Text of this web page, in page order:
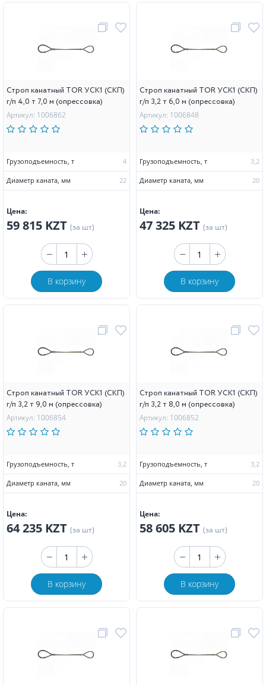
Строп канатный TOR УСК1 (СКП)
г/п 4,0 т 7,0 м (опрессовка)
Артикул: 1006862
Грузоподъемность, т 4
Диаметр каната, мм 22
Цена:
59 815 KZT (за шт)
В корзину
Строп канатный TOR УСК1 (СКП)
г/п 3,2 т 6,0 м (опрессовка)
Артикул: 1006848
Грузоподъемность, т 3,2
Диаметр каната, мм 20
Цена:
47 325 KZT (за шт)
В корзину
Строп канатный TOR УСК1 (СКП)
г/п 3,2 т 9,0 м (опрессовка)
Артикул: 1006854
Грузоподъемность, т 3,2
Диаметр каната, мм 20
Цена:
64 235 KZT (за шт)
В корзину
Строп канатный TOR УСК1 (СКП)
г/п 3,2 т 8,0 м (опрессовка)
Артикул: 1006852
Грузоподъемность, т 3,2
Диаметр каната, мм 20
Цена:
58 605 KZT (за шт)
В корзину